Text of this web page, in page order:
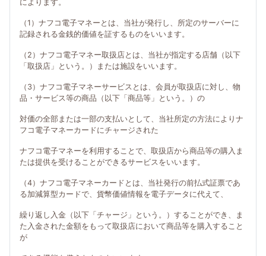
によります。
（1）ナフコ電子マネーとは、当社が発行し、所定のサーバーに
記録される金銭的価値を証するものをいいます。
（2）ナフコ電子マネー取扱店とは、当社が指定する店舗（以下
「取扱店」という。）または施設をいいます。
（3）ナフコ電子マネーサービスとは、会員が取扱店に対し、物
品・サービス等の商品（以下「商品等」という。）の
対価の全部または一部の支払いとして、当社所定の方法によりナ
フコ電子マネーカードにチャージされた
ナフコ電子マネーを利用することで、取扱店から商品等の購入ま
たは提供を受けることができるサービスをいいます。
（4）ナフコ電子マネーカードとは、当社発行の前払式証票であ
る加減算型カードで、貨幣価値情報を電子データに代えて、
繰り返し入金（以下「チャージ」という。）することができ、ま
た入金された金額をもって取扱店において商品等を購入すること
が